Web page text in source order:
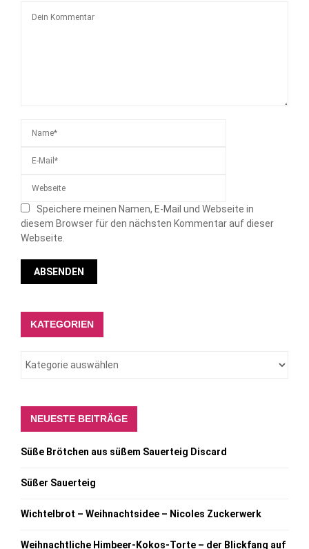
Speichere meinen Namen, E-Mail und Webseite in
diesem Browser für den nächsten Kommentar auf dieser
Webseite.
KATEGORIEN
NEUESTE BEITRÄGE
Süße Brötchen aus süßem Sauerteig Discard
Süßer Sauerteig
Wichtelbrot – Weihnachtsidee – Nicoles Zuckerwerk
Weihnachtliche Himbeer-Kokos-Torte – der Blickfang auf